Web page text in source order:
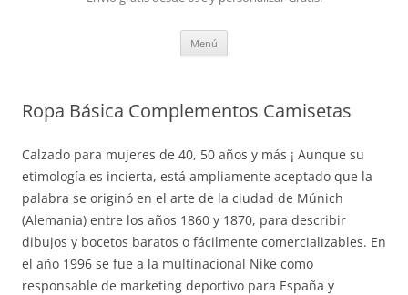
Menú
Ropa Básica Complementos Camisetas
Calzado para mujeres de 40, 50 años y más ¡ Aunque su
etimología es incierta, está ampliamente aceptado que la
palabra se originó en el arte de la ciudad de Múnich
(Alemania) entre los años 1860 y 1870, para describir
dibujos y bocetos baratos o fácilmente comercializables. En
el año 1996 se fue a la multinacional Nike como
responsable de marketing deportivo para España y